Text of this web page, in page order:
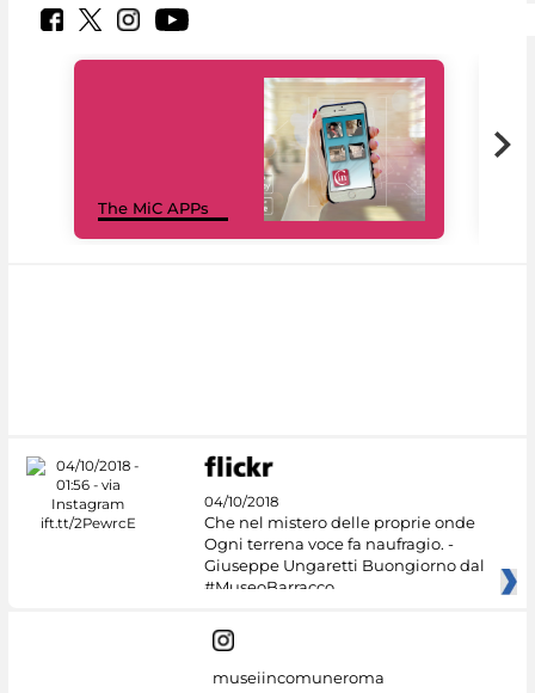
The MiC APPs
04/10/2018
Che nel mistero delle proprie onde
Ogni terrena voce fa naufragio. -
Giuseppe Ungaretti Buongiorno dal
#MuseoBarracco
museiincomuneroma